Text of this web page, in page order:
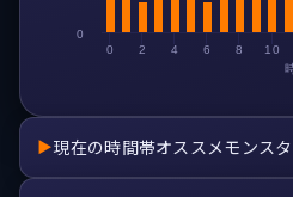
0 2 4 6 8 10
0
▶現在の時間帯オススメモンスタ